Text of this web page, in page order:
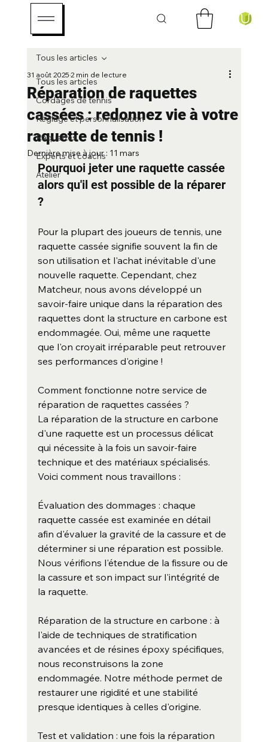
Tous les articles
Cordages de tennis
Réglage et personnalisation
Raquettes
Experts et coachs
Atelier
Tous les articles
Réparation de raquettes
cassées : redonnez vie à votre
raquette de tennis !
31 août 20252 min de lecture
Dernière mise à jour : 11 mars
Pourquoi jeter une raquette cassée
alors qu'il est possible de la réparer
?
Pour la plupart des joueurs de tennis, une
raquette cassée signifie souvent la fin de
son utilisation et l'achat inévitable d'une
nouvelle raquette. Cependant, chez
Matcheur, nous avons développé un
savoir-faire unique dans la réparation des
raquettes dont la structure en carbone est
endommagée. Oui, même une raquette
que l'on croyait irréparable peut retrouver
ses performances d'origine !
Comment fonctionne notre service de
réparation de raquettes cassées ?
La réparation de la structure en carbone
d'une raquette est un processus délicat
qui nécessite à la fois un savoir-faire
technique et des matériaux spécialisés.
Voici comment nous travaillons :
Évaluation des dommages : chaque
raquette cassée est examinée en détail
afin d'évaluer la gravité de la cassure et de
déterminer si une réparation est possible.
Nous vérifions l'étendue de la fissure ou de
la cassure et son impact sur l'intégrité de
la raquette.
Réparation de la structure en carbone : à
l'aide de techniques de stratification
avancées et de résines époxy spécifiques,
nous reconstruisons la zone
endommagée. Notre méthode permet de
restaurer une rigidité et une stabilité
presque identiques à celles d'origine.
Test et validation : une fois la réparation